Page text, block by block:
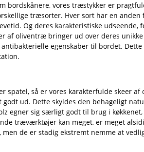
bordskånere, vores træstykker er
træsorter. Hver sort har en anden
Og deres karakteristiske udseende,
af oliventræ bringer ud over deres unikke
egenskaber til bordet.
spatel, så er vores karakterfulde skeer
ud. Dette skyldes den behageligt
egner sig særligt godt til brug i
træværktøjer kan meget, er meget
de er stadig ekstremt nemme at